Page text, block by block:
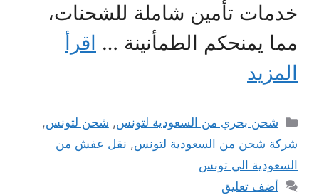
خدمات تأمين شاملة للشحنات،
مما يمنحكم الطمأنينة … اقرأ
المزيد
التصنيفات
شحن بحري من السعودية لتونس, شحن لتونس,
شركة شحن من السعودية لتونس, نقل عفش من
السعودية الي تونس
أضف تعليق